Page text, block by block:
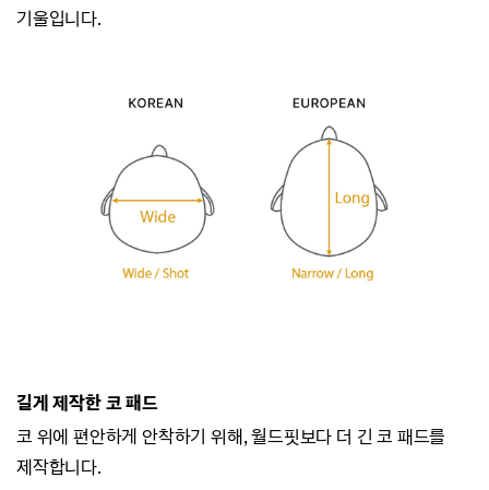
기울입니다.
길게 제작한 코 패드
코 위에 편안하게 안착하기 위해, 월드핏보다 더 긴 코 패드를
제작합니다.